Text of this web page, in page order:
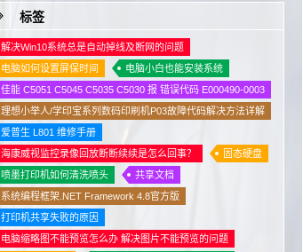
理想ES/RV/EV/RZ/SF印刷一体机油墨抽不干净的解决方法
拍照修图视频APP大全
联想LJ3800DW、 LJ2655DN、LJ4000DN、LJ5000DN打印机硒鼓清零
标签
解决Win10系统总是自动掉线及断网的问题
电脑如何设置屏保时间
电脑小白也能安装系统
佳能 C5051 C5045 C5035 C5030 报 错误代码 E000490-0003
理想小举人/学印宝系列数码印刷机P03故障代码解决方法详解
爱普生 L801 维修手册
海康威视监控录像回放断断续续是怎么回事？
固态硬盘
喷墨打印机如何清洗喷头
共享文档
系统编程框架.NET Framework 4.8官方版
打印机共享失败的原因
电脑缩略图不能预览怎么办 解决图片不能预览的问题